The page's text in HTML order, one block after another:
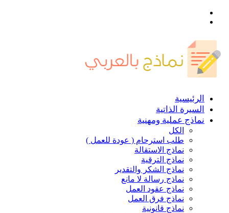
الرئيسية
السيرة الذاتية
نماذج عملية ومهنية
الكل
طلب استرحام ( عودة للعمل )
نماذج الاستقالة
نماذج الترقية
نماذج الشكر والتقدير
نماذج رسالة لا مانع
نماذج عقود العمل
نماذج فرق العمل
نماذج قانونية